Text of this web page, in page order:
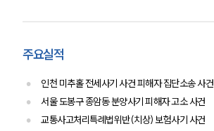
주요실적
인천 미추홀 전세사기 사건 피해자 집단소송 사건
서울 도봉구 종암동 분양사기 피해자 고소 사건
교통사고처리특례법위반(치상) 보험사기 사건